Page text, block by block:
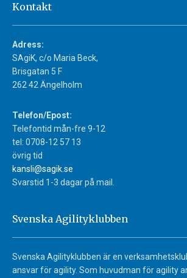
Kontakt
Adress:
SAgiK, c/o Maria Beck,
Brisgatan 5 F
262 42 Ängelholm
Telefon/Epost:
Telefontid mån-fre 9-12
tel: 0708-12 57 13
övrig tid
kansli@sagik.se
Svarstid 1-3 dagar på mail.
Svenska Agilityklubben
Svenska Agilityklubben är en
ansvar för agility. Som huvudman för agility